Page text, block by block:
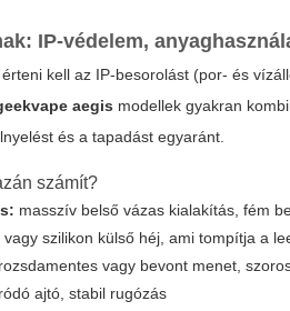
IP-védelem,
kell az IP-besorolást (por- és
aegis modellek gyakran
és a tapadást egyaránt.
számít?
masszív belső vázas kialakítás, fém
vagy szilikon külső héj, ami tompítja a
rozsdamentes vagy bevont menet,
ajtó, stabil rugózás